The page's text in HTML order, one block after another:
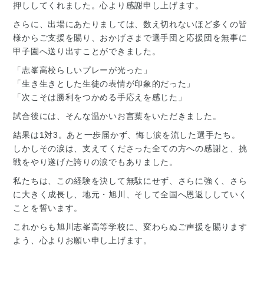
押ししてくれました。心より感謝申し上げます。
さらに、出場にあたりましては、数え切れないほど多くの皆
様からご支援を賜り、おかげさまで選手団と応援団を無事に
甲子園へ送り出すことができました。
「志峯高校らしいプレーが光った」
「生き生きとした生徒の表情が印象的だった」
「次こそは勝利をつかめる手応えを感じた」
試合後には、そんな温かいお言葉をいただきました。
結果は1対3。あと一歩届かず、悔し涙を流した選手たち。
しかしその涙は、支えてくださった全ての方への感謝と、挑
戦をやり遂げた誇りの涙でもありました。
私たちは、この経験を決して無駄にせず、さらに強く、さら
に大きく成長し、地元・旭川、そして全国へ恩返ししていく
ことを誓います。
これからも旭川志峯高等学校に、変わらぬご声援を賜ります
よう、心よりお願い申し上げます。